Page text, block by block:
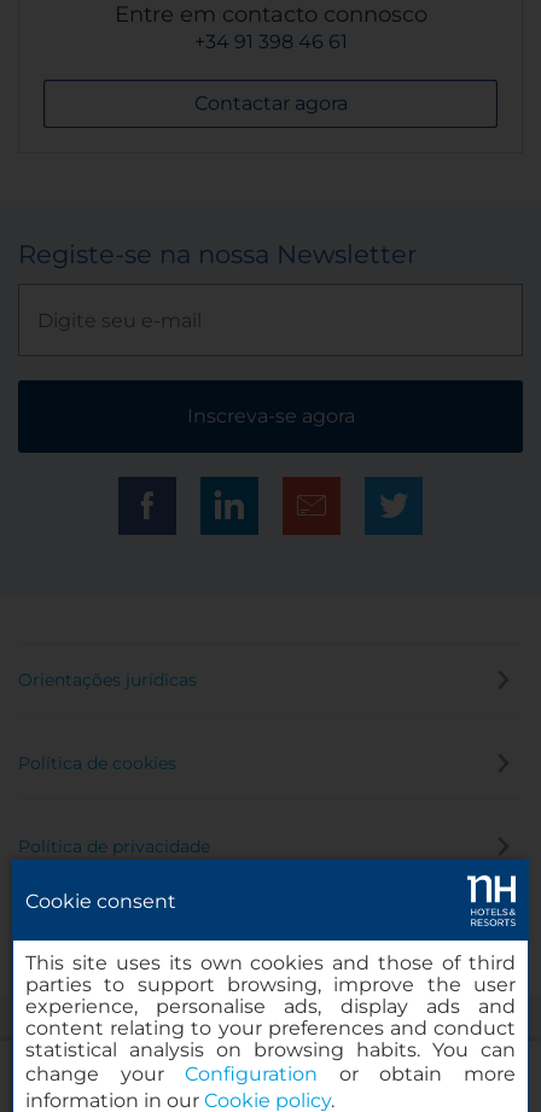
Entre em contacto connosco
+34 91 398 46 61
Contactar agora
Registe-se na nossa Newsletter
Inscreva-se agora
Orientações jurídicas
Política de cookies
Política de privacidade
Cookie consent
This site uses its own cookies and those of third
parties to support browsing, improve the user
experience, personalise ads, display ads and
content relating to your preferences and conduct
statistical analysis on browsing habits. You can
change yourConfiguration or obtain more
information in our Cookie policy.